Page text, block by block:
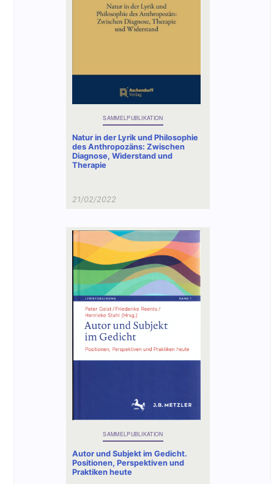
SAMMELPUBLIKATION
Natur in der Lyrik und Philosophie
des Anthropozäns: Zwischen
Diagnose, Widerstand und
Therapie
21/02/2022
SAMMELPUBLIKATION
Autor und Subjekt im Gedicht.
Positionen, Perspektiven und
Praktiken heute